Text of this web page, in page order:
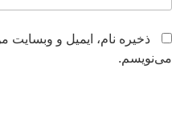
ذخیره نام، ایمیل و وبسایت
می‌نویسم.